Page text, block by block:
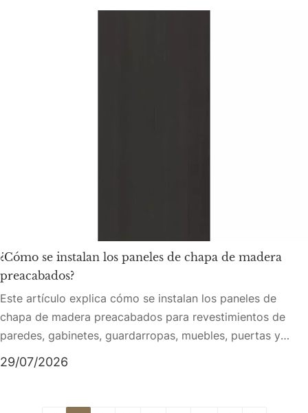
de superficie Excimer, rendimiento antirrayas, protección
¿Cómo se instalan los paneles de chapa de madera
preacabados?
Este artículo explica cómo se instalan los paneles de
chapa de madera preacabados para revestimientos de
paredes, gabinetes, guardarropas, muebles, puertas y
proyectos de interiores comerciales. Cubre la diferencia
entre el acabado de superficies listo para usar y el
sitio, inspección de paneles, planificación del diseño,
29/07/2026